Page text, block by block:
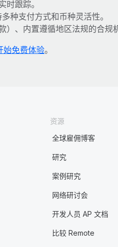
时跟踪。
种支付方式和币种灵活性。
）、内置遵循地区法规的合规
始免费体验。
资源
全球雇佣博客
研究
案例研究
网络研讨会
开发人员 AP 文档
比较 Remote